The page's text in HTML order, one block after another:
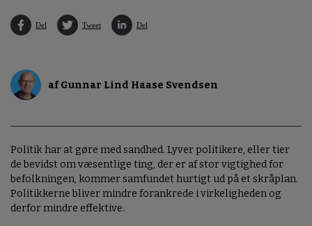
Del Tweet Del
af Gunnar Lind Haase Svendsen
Politik har at gøre med sandhed. Lyver politikere, eller tier
de bevidst om væsentlige ting, der er af stor vigtighed for
befolkningen, kommer samfundet hurtigt ud på et skråplan.
Politikkerne bliver mindre forankrede i virkeligheden og
derfor mindre effektive.